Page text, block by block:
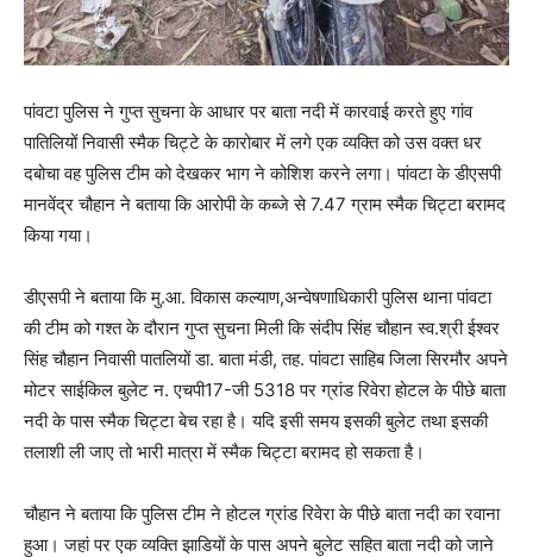
पांवटा पुलिस ने गुप्त सुचना के आधार पर बाता नदी में कारवाई करते हुए गांव
पातिलियों निवासी स्मैक चिट्टे के कारोबार में लगे एक व्यक्ति को उस वक्त धर
दबोचा वह पुलिस टीम को देखकर भाग ने कोशिश करने लगा। पांवटा के डीएसपी
मानवेंद्र चौहान ने बताया कि आरोपी के कब्जे से 7.47 ग्राम स्मैक चिट्टा बरामद
किया गया।
डीएसपी ने बताया कि मु.आ. विकास कल्याण,अन्वेषणाधिकारी पुलिस थाना पांवटा
की टीम को गश्त के दौरान गुप्त सुचना मिली कि संदीप सिंह चौहान स्व.श्री ईश्वर
सिंह चौहान निवासी पातलियों डा. बाता मंडी, तह. पांवटा साहिब जिला सिरमौर अपने
मोटर साईकिल बुलेट न. एचपी17-जी 5318 पर ग्रांड रिवेरा होटल के पीछे बाता
नदी के पास स्मैक चिट्टा बेच रहा है। यदि इसी समय इसकी बुलेट तथा इसकी
तलाशी ली जाए तो भारी मात्रा में स्मैक चिट्टा बरामद हो सकता है।
चौहान ने बताया कि पुलिस टीम ने होटल ग्रांड रिवेरा के पीछे बाता नदी का रवाना
हुआ। जहां पर एक व्यक्ति झाडियों के पास अपने बुलेट सहित बाता नदी को जाने